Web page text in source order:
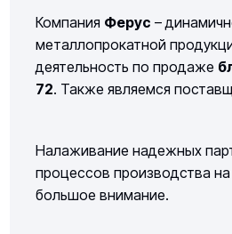
Компания Ферус –
металлопрокатной
деятельность по продаже
72. Также являемся
Налаживание надежных
процессов производства
большое внимание.